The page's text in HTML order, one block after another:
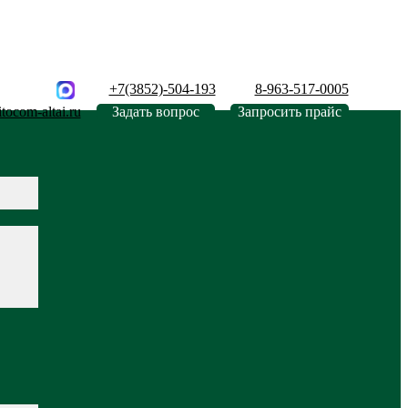
+7(3852)-504-193
8-963-517-0005
altai.ru
Задать вопрос Запросить прайс